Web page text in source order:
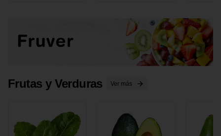
Frutas y Verduras Ver más